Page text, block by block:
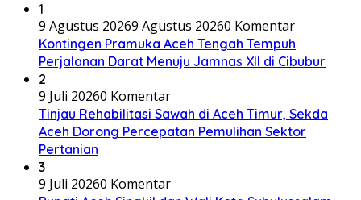
1
9 Agustus 20269 Agustus 20260 Komentar
Kontingen Pramuka Aceh Tengah Tempuh
Perjalanan Darat Menuju Jamnas XII di Cibubur
2
9 Juli 20260 Komentar
Tinjau Rehabilitasi Sawah di Aceh Timur, Sekda
Aceh Dorong Percepatan Pemulihan Sektor
Pertanian
3
9 Juli 20260 Komentar